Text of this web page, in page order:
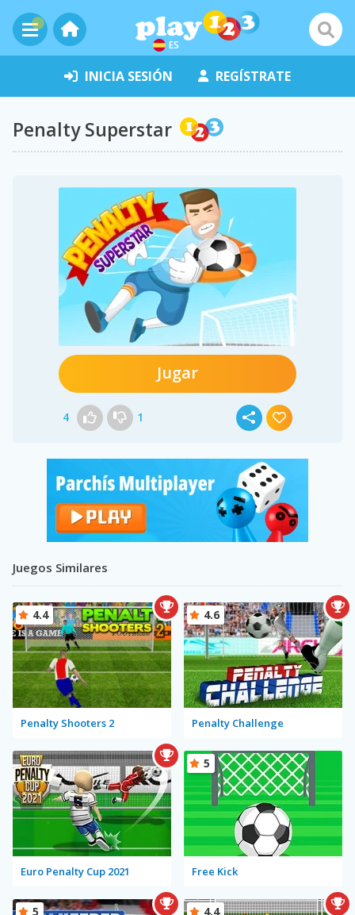
ES
INICIA SESIÓN REGÍSTRATE
Penalty Superstar
Jugar
4 1
Juegos Similares
Penalty Shooters 2
4.4
Penalty Challenge
4.6
Euro Penalty Cup 2021 Free Kick
5
5 4.4